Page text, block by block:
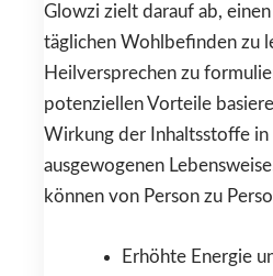
Glowzi zielt darauf ab,
täglichen Wohlbefinden zu
Heilversprechen zu
potenziellen Vorteile
Wirkung der Inhaltsstoffe
ausgewogenen
können von Person zu
Erhöhte Energie